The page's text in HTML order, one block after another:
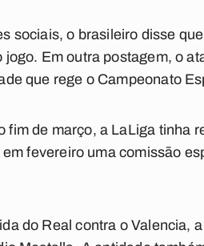
sociais, o brasileiro disse
Em outra postagem, o
que rege o Campeonato
fim de março, a LaLiga tinha
fevereiro uma comissão
do Real contra o Valencia,